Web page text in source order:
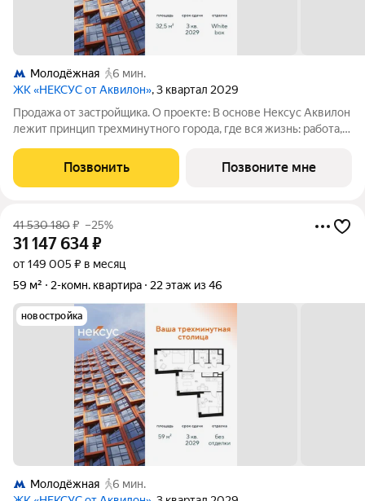
Молодёжная
6 мин.
ЖК «НЕКСУС от Аквилон», 3 квартал 2029
Продажа от застройщика. О проекте: В основе Нексус Аквилон
лежит принцип трехминутного города, где вся жизнь: работа,
шаговой доступности. Он не просто экономит время, а
кардинально
Позвонить Позвоните мне
41 530 180₽ –25%
31 147 634₽
от 149 005 ₽ в месяц
59 м²
2-комн. квартира 22 этаж из 46
новостройка
Молодёжная
6 мин.